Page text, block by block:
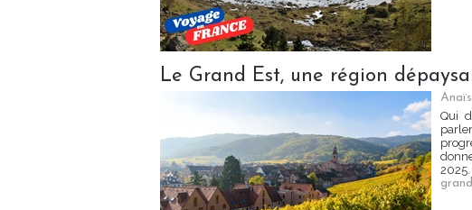
Le Grand Est, une région
Qui